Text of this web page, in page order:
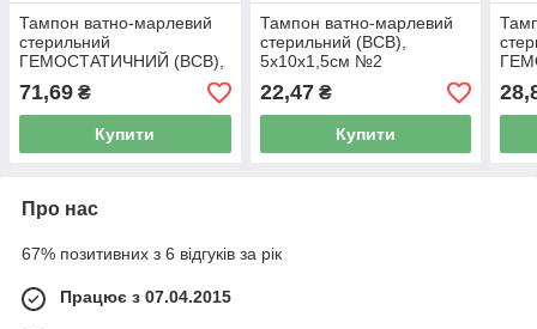
Тампон ватно-марлевий
стерильний
ГЕМОСТАТИЧНИЙ (ВСВ),
10х10х1,5см №2
71,69 ₴
Купити
Тампон ватно-марлевий
стерильний (ВСВ),
5х10х1,5см №2
22,47₴
Купити
Про нас
67% позитивних з 6 відгуків за рік
Працює з 07.04.2015